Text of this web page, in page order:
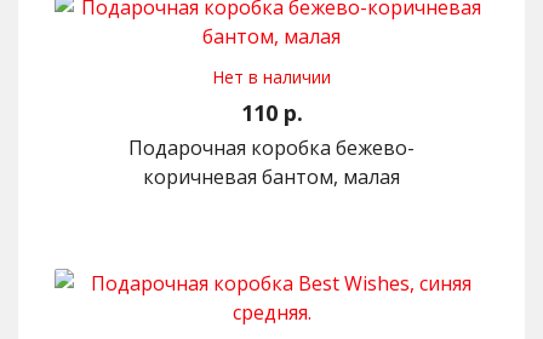
Нет в наличии
110 р.
Подарочная коробка бежево-
коричневая бантом, малая